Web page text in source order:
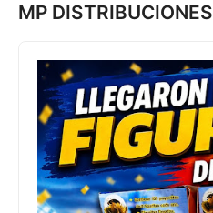
MP DISTRIBUCIONES